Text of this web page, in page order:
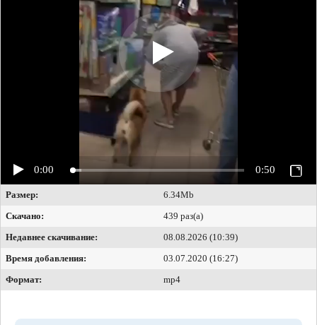
0:00 0:50
Размер:
6.34Mb
Скачано:
439 раз(а)
Недавнее скачивание:
08.08.2026 (10:39)
Время добавления:
03.07.2020 (16:27)
Формат:
mp4